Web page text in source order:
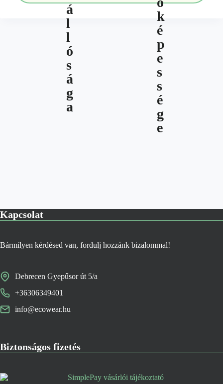
Kapcsolat
Bármilyen kérdésed van, fordulj hozzánk bizalommal!
Debrecen Gyepűsor út 5/a
+36306349401
info@ecowear.hu
Biztonságos fizetés